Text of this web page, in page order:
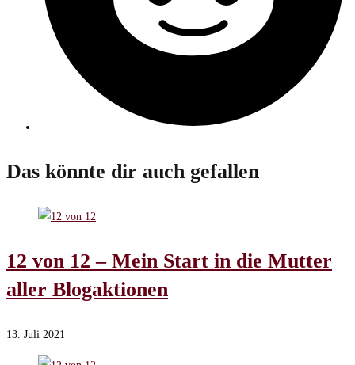
Das könnte dir auch gefallen
12 von 12 – Mein Start in die Mutter
aller Blogaktionen
13. Juli 2021